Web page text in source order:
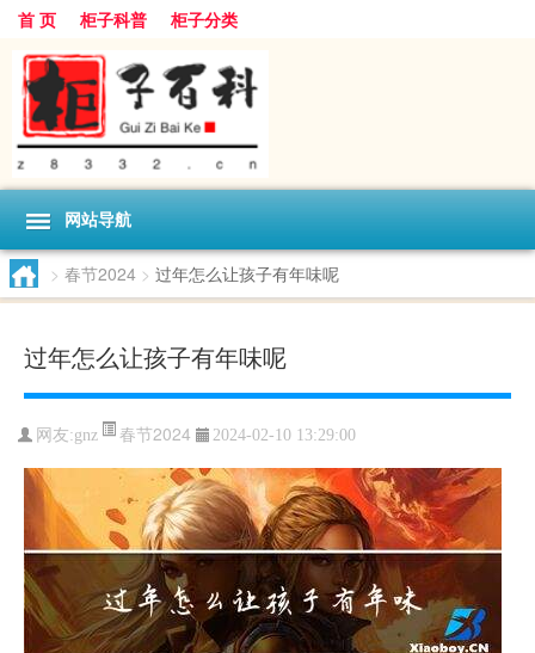
首 页 柜子科普 柜子分类
网站导航
> 春节2024 > 过年怎么让孩子有年味呢
过年怎么让孩子有年味呢
网友:gnz 春节2024 2024-02-10 13:29:00